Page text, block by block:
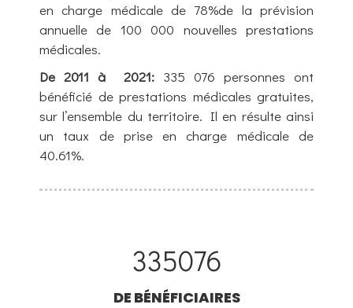
en charge médicale de 78%de la prévision
annuelle de 100 000 nouvelles prestations
médicales.
De 2011 à 2021:335 076 personnes ont
bénéficié de prestations médicales gratuites,
sur l’ensemble du territoire. Il en résulte ainsi
un taux de prise en charge médicale de
40.61%.
335076
DE BÉNÉFICIAIRES